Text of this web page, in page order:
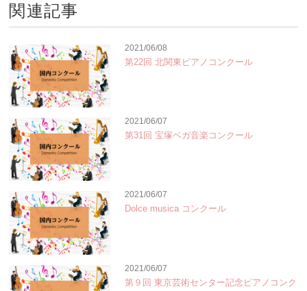
関連記事
2021/06/08
第22回 北関東ピアノコンクール
2021/06/07
第31回 宝塚ベガ音楽コンクール
2021/06/07
Dolce musica コンクール
2021/06/07
第９回 東京芸術センター記念ピアノコンク